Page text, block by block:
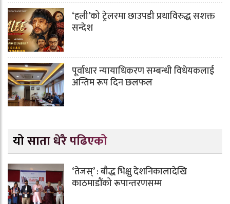
‘हली’को ट्रेलरमा छाउपडी प्रथाविरुद्ध सशक्त
सन्देश
पूर्वाधार न्यायाधिकरण सम्बन्धी विधेयकलाई
अन्तिम रूप दिन छलफल
यो साता धेरै पढिएको
‘तेजस्’ : बौद्ध भिक्षु देशनिकालादेखि
काठमाडौंको रूपान्तरणसम्म